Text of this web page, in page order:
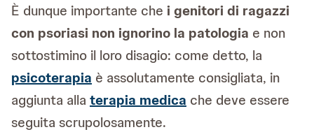
È dunque importante che i genitori di ragazzi
con psoriasi non ignorino la patologia e non
sottostimino il loro disagio: come detto, la
psicoterapia è assolutamente consigliata, in
aggiunta alla terapia medica che deve essere
seguita scrupolosamente.